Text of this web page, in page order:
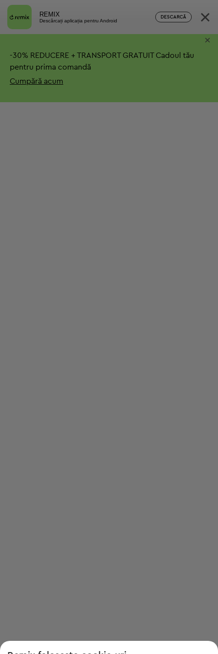
REMIX
Descărcați aplicația pentru Android
DESCARCĂ ×
-30% REDUCERE + TRANSPORT GRATUITCadoul tău
pentru prima comandă
Cumpără acum
×